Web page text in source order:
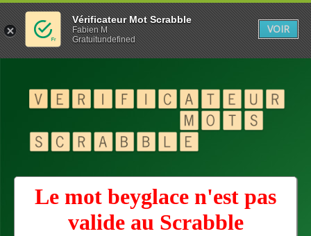
Le mot beyglace n'est pas
valide au Scrabble
Vérificateur Mot Scrabble
Fabien M
Gratuitundefined
VOIR